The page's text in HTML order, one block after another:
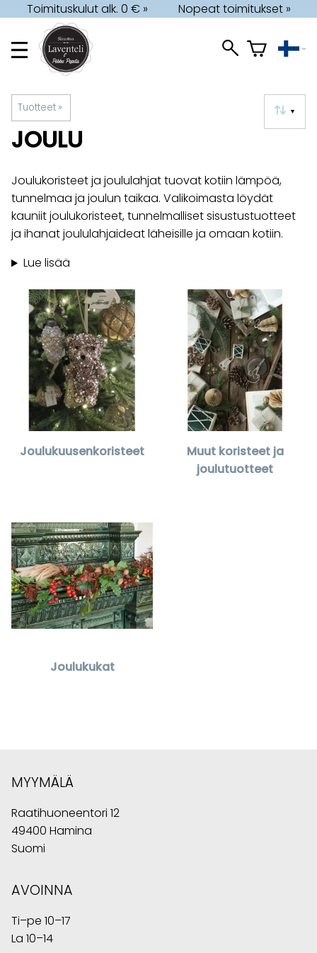
Toimituskulut alk. 0 € » Nopeat toimitukset »
Tuotteet ‪» ▼
JOULU
Joulukoristeet ja joululahjat tuovat kotiin lämpöä,
tunnelmaa ja joulun taikaa. Valikoimasta löydät
kauniit joulukoristeet, tunnelmalliset sisustustuotteet
ja ihanat joululahjaideat läheisille ja omaan kotiin.
Lue lisää
Joulukuusenkoristeet
Muut koristeet ja
joulutuotteet
Joulukukat
MYYMÄLÄ
Raatihuoneentori 12
49400 Hamina
Suomi
AVOINNA
Ti–pe 10–17
La 10–14